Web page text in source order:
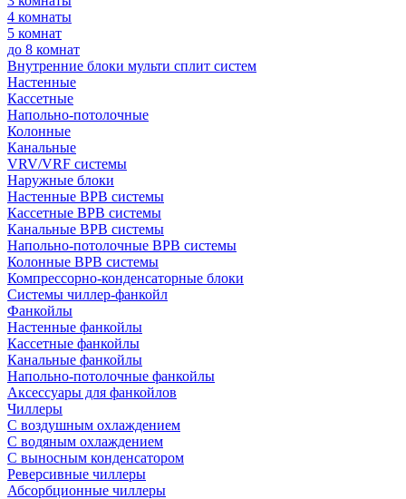
4 комнаты
5 комнат
до 8 комнат
Внутренние блоки мульти сплит систем
Настенные
Кассетные
Напольно-потолочные
Колонные
Канальные
VRV/VRF системы
Наружные блоки
Настенные ВРВ системы
Кассетные ВРВ системы
Канальные ВРВ системы
Напольно-потолочные ВРВ системы
Колонные ВРВ системы
Компрессорно-конденсаторные блоки
Системы чиллер-фанкойл
Фанкойлы
Настенные фанкойлы
Кассетные фанкойлы
Канальные фанкойлы
Напольно-потолочные фанкойлы
Аксессуары для фанкойлов
Чиллеры
С воздушным охлаждением
С водяным охлаждением
С выносным конденсатором
Реверсивные чиллеры
Абсорбционные чиллеры